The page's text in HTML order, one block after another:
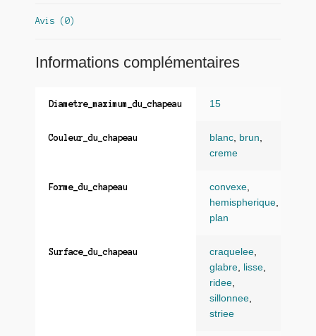
Avis (0)
Informations complémentaires
Diametre_maximum_du_chapeau 15
Couleur_du_chapeau blanc brun
creme
Forme_du_chapeau convexe
hemispherique
plan
Surface_du_chapeau craquelee
glabre lisse
ridee
sillonnee
striee